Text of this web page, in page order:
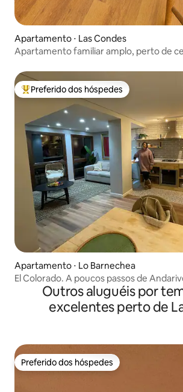
Apartamento ⋅ Las Condes
Apartamento familiar amplo, perto de
Entre os melhores preferidos dos
Preferido dos hóspedes
Apartamento ⋅ Lo Barnechea
El Colorado. A poucos passos de
Outros aluguéis por
excelentes perto de
Preferido dos hóspedes
Preferido dos hóspedes